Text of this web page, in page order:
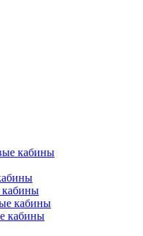
кабины
кабины
кабины
кабины